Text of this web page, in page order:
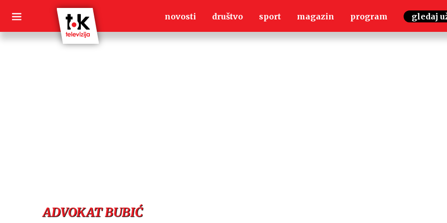
content
novosti društvo sport magazin program gledaj
ADVOKAT BUBIĆ